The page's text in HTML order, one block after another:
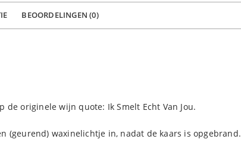
BEOORDELINGEN (0)
originele wijn quote: Ik Smelt Echt Van Jou.
(geurend) waxinelichtje in, nadat de kaars is opgebrand.